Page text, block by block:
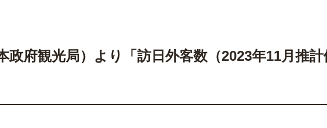
政府観光局）より「訪日外客数（2023年11月推